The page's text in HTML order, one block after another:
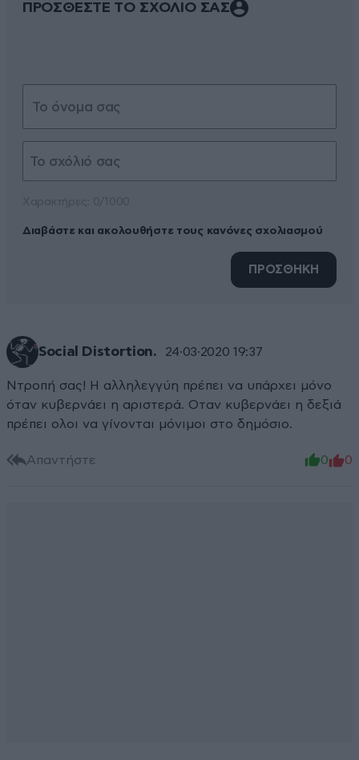
ΠΡΟΣΘΕΣΤΕ ΤΟ ΣΧΟΛΙΟ ΣΑΣ
Διαβάστε και ακολουθήστε τους κανόνες σχολιασμού
ΠΡΟΣΘΗΚΗ
Social Distortion. 24·03·2020 19:37
Ντροπή σας! Η αλληλεγγύη πρέπει να υπάρχει μόνο
όταν κυβερνάει η αριστερά. Οταν κυβερνάει η δεξιά
πρέπει ολοι να γίνονται μόνιμοι στο δημόσιο.
Απαντήστε 0 0